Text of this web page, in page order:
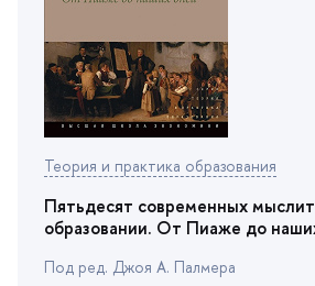
Теория и практика образования
Пятьдесят современных
образовании. От Пиаже до
Под ред. Джоя А. Палмера